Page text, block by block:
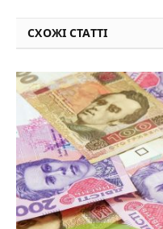
СХОЖІ СТАТТІ